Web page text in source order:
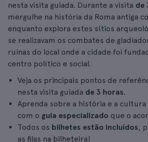
nesta visita guiada. Durante a visita de
mergulhe na história da Roma antiga
enquanto explora estes sítios
se realizavam os combates de
ruínas do local onde a cidade foi
centro político e social.
Veja os principais pontos de
nesta visita guiada de 3 horas.
Aprenda sobre a história e a cultura
com o guia especializado que o
Todos os bilhetes estão incluídos,
as filas na bilheteira!